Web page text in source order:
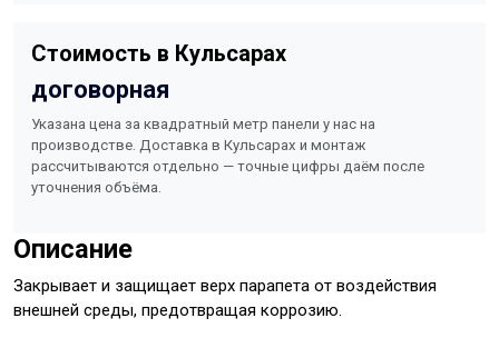
Стоимость в Кульсарах
договорная
Указана цена за квадратный метр панели у нас на
производстве. Доставка в Кульсарах и монтаж
рассчитываются отдельно — точные цифры даём после
уточнения объёма.
Описание
Закрывает и защищает верх парапета от воздействия
внешней среды, предотвращая коррозию.